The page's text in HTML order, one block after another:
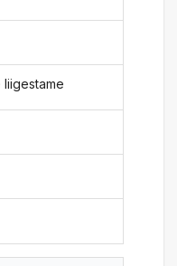
liigestame